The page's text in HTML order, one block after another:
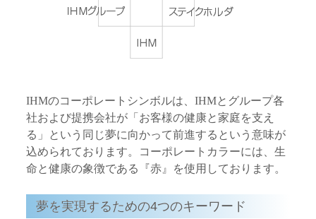
IHMのコーポレートシンボルは、IHMとグループ各
社および提携会社が「お客様の健康と家庭を支え
る」という同じ夢に向かって前進するという意味が
込められております。コーポレートカラーには、生
命と健康の象徴である『赤』を使用しております。
夢を実現するための4つのキーワード